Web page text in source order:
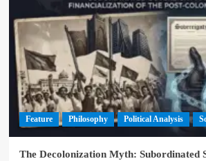
Feature Philosophy Political Analysis
The Decolonization Myth: Subordinated